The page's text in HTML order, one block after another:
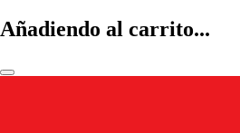
Añadiendo al carrito...